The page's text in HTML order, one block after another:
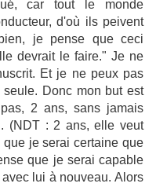
car tout le monde
d'où ils peivent
je pense que ceci
devrait le faire." Je ne
Et je ne peux pas
Donc mon but est
2 ans, sans jamais
(NDT : 2 ans, elle veut
je serai certaine que
que je serai capable
lui à nouveau. Alors